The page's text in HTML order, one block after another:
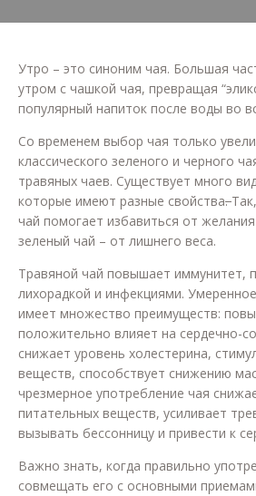
Утро – это синоним чая. Большая
утром с чашкой чая, превращая
популярный напиток после воды во
Со временем выбор чая только
классического зеленого и черного
травяных чаев. Существует много
которые имеют разные свойства.
чай помогает избавиться от
зеленый чай – от лишнего веса.
Травяной чай повышает иммунитет,
лихорадкой и инфекциями.
имеет множество преимуществ:
положительно влияет на сердечно-
снижает уровень холестерина,
веществ, способствует снижению
чрезмерное употребление чая
питательных веществ, усиливает
вызывать бессонницу и привести к
Важно знать, когда правильно
совмещать его с основными